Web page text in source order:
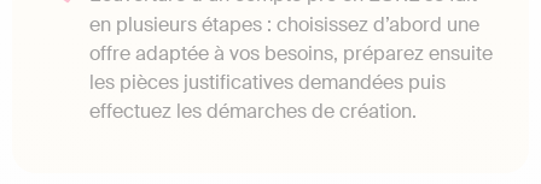
en plusieurs étapes : choisissez d’abord une
offre adaptée à vos besoins, préparez ensuite
les pièces justificatives demandées puis
effectuez les démarches de création.